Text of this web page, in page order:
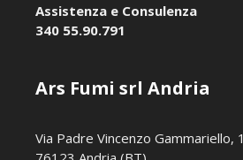
Assistenza e Consulenza
340 55.90.791
Ars Fumi srl Andria
Via Padre Vincenzo Gammariello, 1